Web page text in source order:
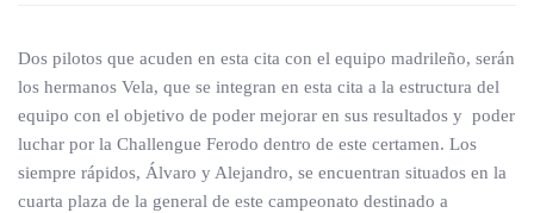
Dos pilotos que acuden en esta cita con el equipo madrileño, serán
los hermanos Vela, que se integran en esta cita a la estructura del
equipo con el objetivo de poder mejorar en sus resultados y poder
luchar por la Challengue Ferodo dentro de este certamen. Los
siempre rápidos, Álvaro y Alejandro, se encuentran situados en la
cuarta plaza de la general de este campeonato destinado a